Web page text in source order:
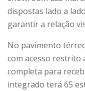
dispostas lado a
garantir a relação
No pavimento
com acesso
completa para
integrado terá 65